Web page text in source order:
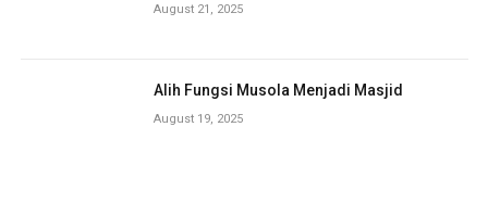
August 21, 2025
Alih Fungsi Musola Menjadi Masjid
August 19, 2025